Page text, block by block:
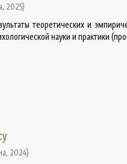
, 2025)
теоретических и
науки и практики
, 2024)